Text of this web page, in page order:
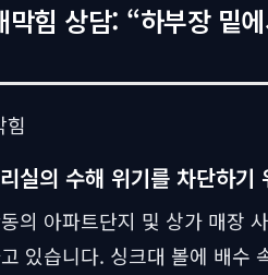
막힘 상담: “하부장 밑
실의 수해 위기를 차단하기
의 아파트단지 및 상가 매장
있습니다. 싱크대 볼에 배수